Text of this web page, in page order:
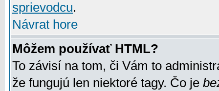
sprievodcu.
Návrat hore
Môžem používať HTML?
To závisí na tom, či Vám to
že fungujú len niektoré tagy. Čo je